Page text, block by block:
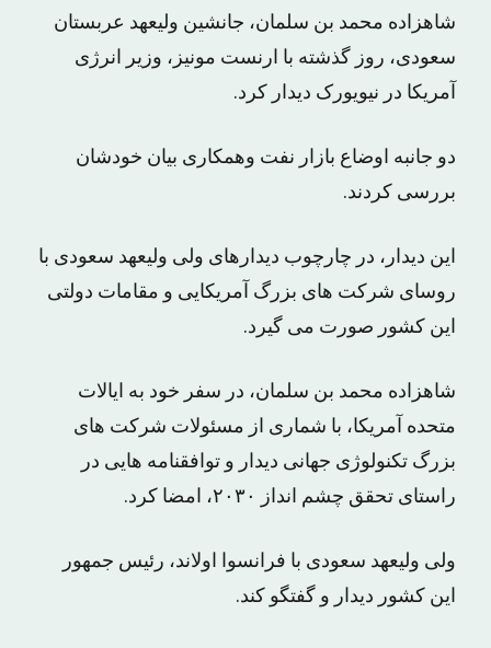
شاهزاده محمد بن سلمان، جانشین ولیعهد عربستان
سعودی، روز گذشته با ارنست مونیز، وزیر انرژی
آمریکا در نیویورک دیدار کرد.
دو جانبه اوضاع بازار نفت وهمکاری بیان خودشان
بررسی کردند.
این دیدار، در چارچوب دیدارهای ولی ولیعهد سعودی با
روسای شرکت های بزرگ آمریکایی و مقامات دولتی
این کشور صورت می گیرد.
شاهزاده محمد بن سلمان، در سفر خود به ایالات
متحده آمریکا، با شماری از مسئولات شرکت های
بزرگ تکنولوژی جهانی دیدار و توافقنامه هایی در
راستای تحقق چشم انداز ۲۰۳۰، امضا کرد.
ولی ولیعهد سعودی با فرانسوا اولاند، رئیس جمهور
این کشور دیدار و گفتگو کند.